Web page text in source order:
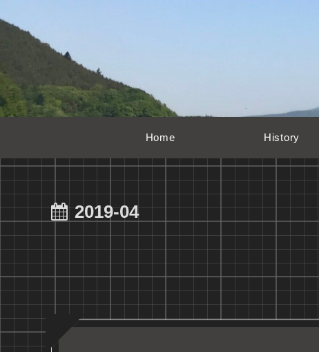
Home History
2019-04